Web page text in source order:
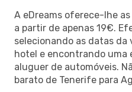
A eDreams oferece-lhe
a partir de apenas 19€.
selecionando as datas da
hotel e encontrando
aluguer de automóveis.
barato de Tenerife para